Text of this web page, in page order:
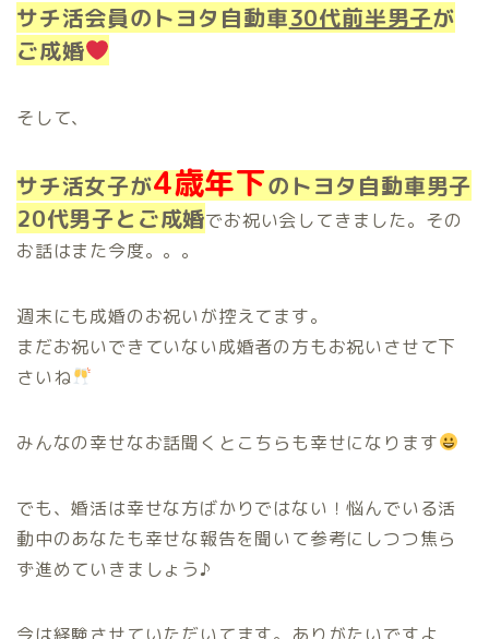
サチ活会員のトヨタ自動車30代前半男子が
ご成婚
そして、
サチ活女子が4歳年下のトヨタ自動車男子
20代男子とご成婚でお祝い会してきました。その
お話はまた今度。。。
週末にも成婚のお祝いが控えてます。
まだお祝いできていない成婚者の方もお祝いさせて下
さいね
みんなの幸せなお話聞くとこちらも幸せになります
でも、婚活は幸せな方ばかりではない！悩んでいる活
動中のあなたも幸せな報告を聞いて参考にしつつ焦ら
ず進めていきましょう♪
今は経験させていただいてます。ありがたいですよ